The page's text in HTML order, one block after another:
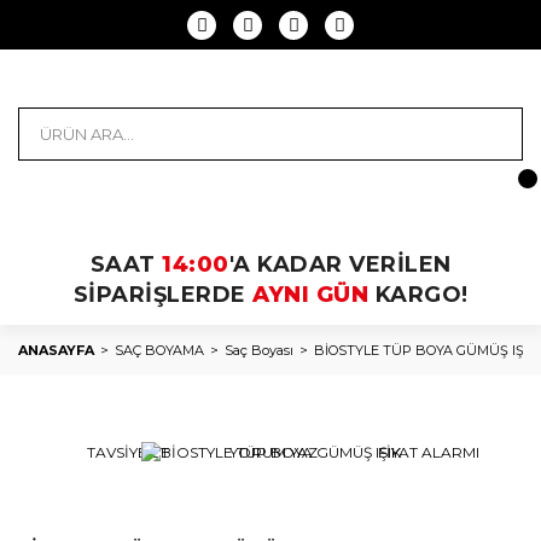
SAAT 14:00'A KADAR VERİLEN
SİPARİŞLERDE AYNI GÜN KARGO!
ANASAYFA SAÇ BOYAMA Saç Boyası BİOSTYLE TÜP BOYA GÜMÜŞ IŞIK
TAVSİYE ET YORUM YAZ FİYAT ALARMI